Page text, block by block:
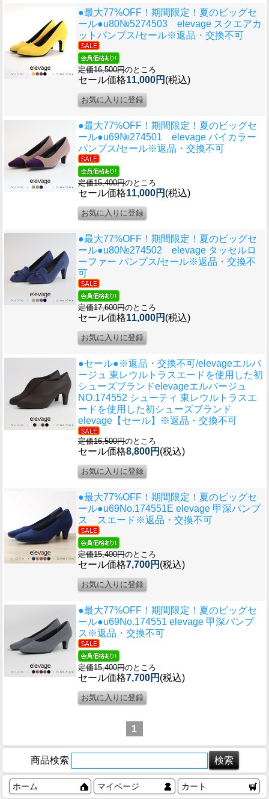
●最大77%OFF！期間限定！夏のビッグセ
ール●u80№5274503 elevage スクエアカ
ットパンプス/セール※返品・交換不可
定価16,500円のところ
セール価格11,000円 (税込)
●最大77%OFF！期間限定！夏のビッグセ
ール●u69№274501 elevage バイカラー
パンプス/セール※返品・交換不可
定価15,400円のところ
セール価格11,000円 (税込)
●最大77%OFF！期間限定！夏のビッグセ
ール●u80№274502 elevage タッセルロ
ーファー パンプス/セール※返品・交換不
可
定価17,600円のところ
セール価格11,000円 (税込)
●セール●※返品・交換不可/elevageエルバ
ージュ 東レウルトラスエードを使用した初
シューズブランドelevageエルバージュ
NO.174552 シューティ 東レウルトラスエ
ードを使用した初シューズブランド
elevage【セール】※返品・交換不可
定価16,500円のところ
セール価格8,800円 (税込)
●最大77%OFF！期間限定！夏のビッグセ
ール●u69No.174551E elevage 甲深パンプ
ス スエード※返品・交換不可
定価15,400円のところ
セール価格7,700円 (税込)
●最大77%OFF！期間限定！夏のビッグセ
ール●u69No.174551 elevage 甲深パンプ
ス※返品・交換不可
定価15,400円のところ
セール価格7,700円 (税込)
1
商品検索
ホーム マイページ カート